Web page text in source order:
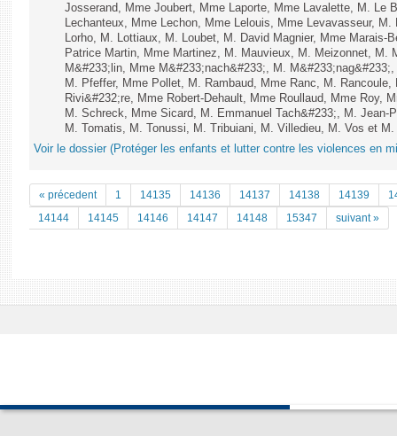
Josserand, Mme Joubert, Mme Laporte, Mme Lavalette, M. Le
Lechanteux, Mme Lechon, Mme Lelouis, Mme Levavasseur,
Lorho, M. Lottiaux, M. Loubet, M. David Magnier, Mme Marais-
Patrice Martin, Mme Martinez, M. Mauvieux, M. Meizonnet, M.
M&#233;lin, Mme M&#233;nach&#233;, M.
M. Pfeffer, Mme Pollet, M. Rambaud, Mme Ranc, M.
Rivi&#232;re, Mme Robert-Dehault, Mme Roullaud, Mme Roy,
M. Schreck, Mme Sicard, M. Emmanuel Tach&#233;, M. Jean-
M. Tomatis, M. Tonussi, M. Tribuiani, M. Villedieu, M. Vos et
Voir le dossier (Protéger les enfants et lutter contre les violences en
« précedent 1 14135 14136 14137 14138 14139
14144
14145 14146 14147 14148 15347 suivant »